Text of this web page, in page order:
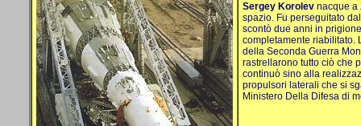
Sergey Korolev nacque a
spazio. Fu perseguitato
scontò due anni in
completamente riabilitato.
della Seconda Guerra
rastrellarono tutto ciò che
continuò sino alla
propulsori laterali che si
Ministero Della Difesa di